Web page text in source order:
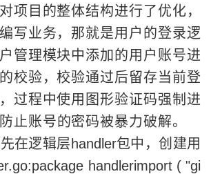
项目的整体结构进行了优化，
写业务，那就是用户的登录逻
管理模块中添加的用户账号进
校验，校验通过后留存当前登
过程中使用图形验证码强制进
止账号的密码被暴力破解。
逻辑层handler包中，创建用
handlerimport ( "gi